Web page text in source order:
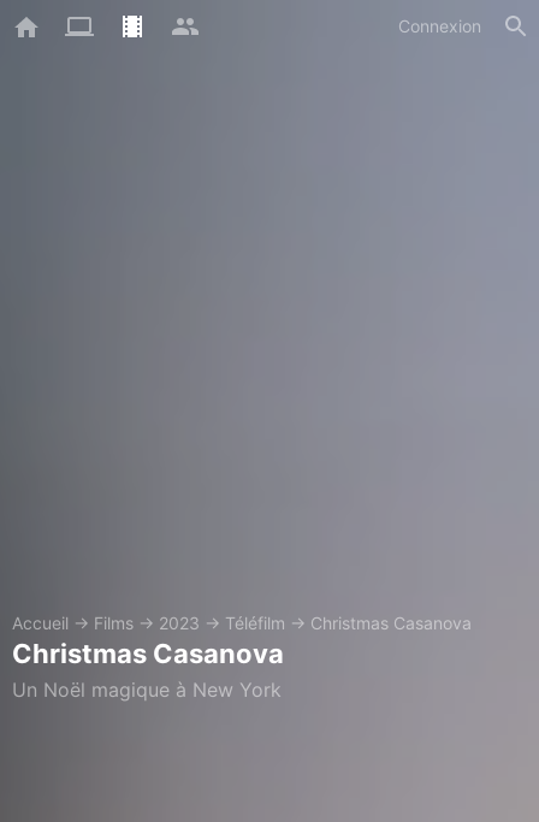
Connexion
Accueil → Films → 2023 → Téléfilm → Christmas Casanova
Christmas Casanova
Un Noël magique à New York